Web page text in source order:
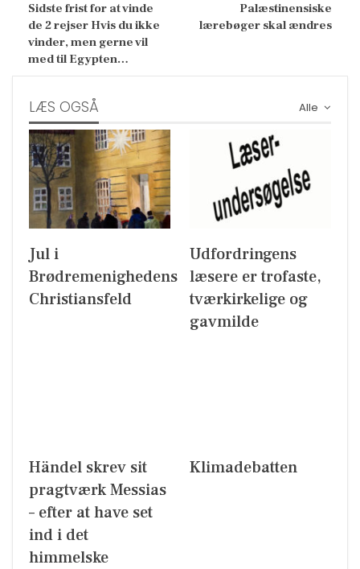
Sidste frist for at vinde
de 2 rejser Hvis du ikke
vinder, men gerne vil
med til Egypten…
Palæstinensiske
lærebøger skal ændres
Alle
LÆS OGSÅ
Jul i
Brødremenighedens
Christiansfeld
Udfordringens
læsere er trofaste,
tværkirkelige og
gavmilde
Händel skrev sit
pragtværk Messias
– efter at have set
ind i det
himmelske
Klimadebatten